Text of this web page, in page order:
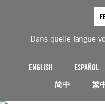
Dans quelle langue
ENGLISH ESPAÑOL
简中
繁